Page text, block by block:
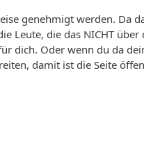
genehmigt werden. Da
Leute, die das NICHT
dich. Oder wenn du da
damit ist die Seite